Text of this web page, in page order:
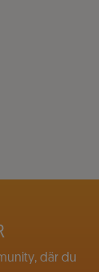
där du